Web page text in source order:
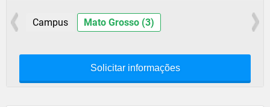
Campus Mato Grosso (3)
Solicitar informações